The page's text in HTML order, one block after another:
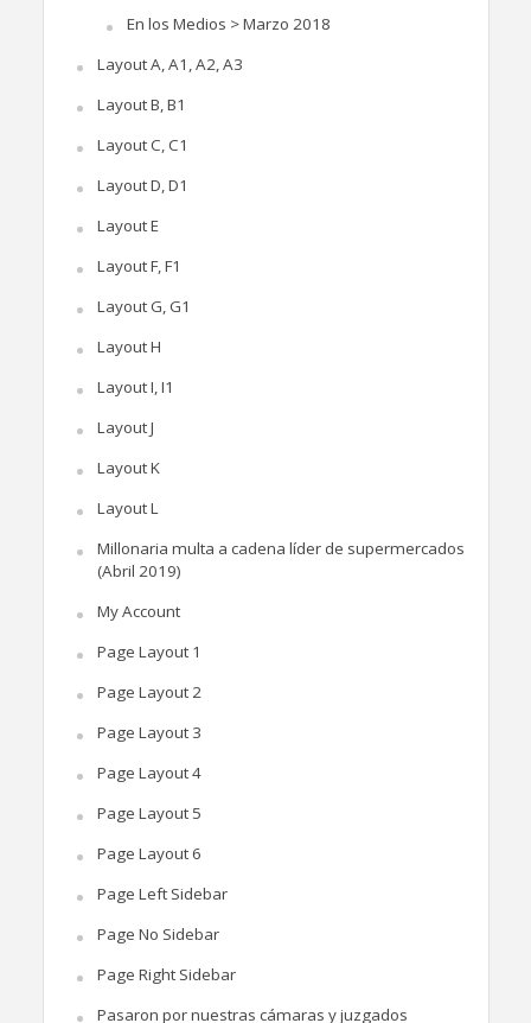
En los Medios > Marzo 2018
Layout A, A1, A2, A3
Layout B, B1
Layout C, C1
Layout D, D1
Layout E
Layout F, F1
Layout G, G1
Layout H
Layout I, I1
Layout J
Layout K
Layout L
Millonaria multa a cadena líder de supermercados
(Abril 2019)
My Account
Page Layout 1
Page Layout 2
Page Layout 3
Page Layout 4
Page Layout 5
Page Layout 6
Page Left Sidebar
Page No Sidebar
Page Right Sidebar
Pasaron por nuestras cámaras y juzgados